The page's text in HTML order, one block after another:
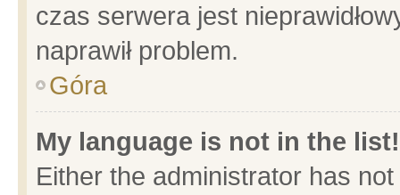
czas serwera jest
naprawił problem.
Góra
My language is not in the list!
Either the administrator has